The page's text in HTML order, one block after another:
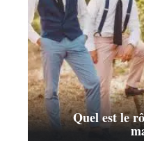
Quel est le